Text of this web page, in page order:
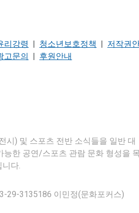
리강령 | 청소년보호정책 | 저작권
고문의 | 후원안내
시) 및 스포츠 전반 소식들을 일반 대
능한 공연/스포츠 관람 문화 형성을
다.
29-3135186 이민정(문화포커스)